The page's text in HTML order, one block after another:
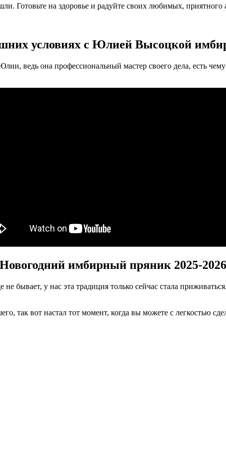
Готовьте на здоровье и радуйте своих любимых, приятного
условиях с Юлией Высоцкой
ведь она профессиональный мастер своего дела, есть
Новогодний имбирный пряник 2025-2026
бывает, у нас эта традиция только сейчас стала
так вот настал тот момент, когда вы можете с легкостью